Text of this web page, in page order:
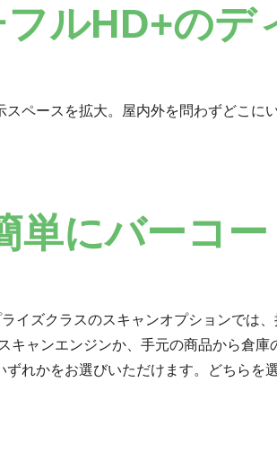
ルHD+のデ
ペースを拡大。屋内外を問わずどこに
単にバーコ
イズクラスのスキャンオプションでは
キャンエンジンか、手元の商品から倉
れかをお選びいただけます。どちらを